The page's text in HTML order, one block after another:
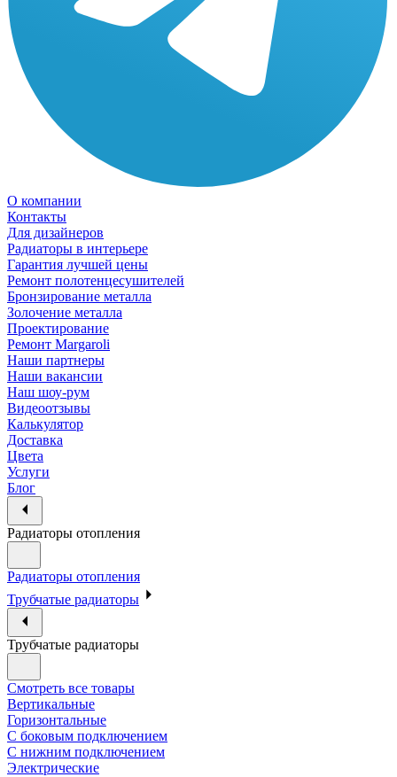
О компании
Контакты
Для дизайнеров
Радиаторы в интерьере
Гарантия лучшей цены
Ремонт полотенцесушителей
Бронзирование металла
Золочение металла
Проектирование
Ремонт Margaroli
Наши партнеры
Наши вакансии
Наш шоу-рум
Видеоотзывы
Калькулятор
Доставка
Цвета
Услуги
Блог
Радиаторы отопления
Радиаторы отопления
Трубчатые радиаторы
Трубчатые радиаторы
Смотреть все товары
Вертикальные
Горизонтальные
С боковым подключением
С нижним подключением
Электрические